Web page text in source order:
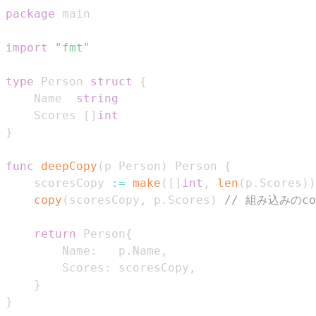
package
import "fmt"
type Person struct
{
    Name
string
    Scores
[ ] int
}
func deepCopy ( p Person ) Person
{
    scoresCopy
:= make ( [ ] int , len ( p . Scores ) )
copy ( scoresCopy , p . Scores ) // 組み込みの
return Person {
        Name
:
   p
. Name ,
        Scores
: scoresCopy ,
}
}